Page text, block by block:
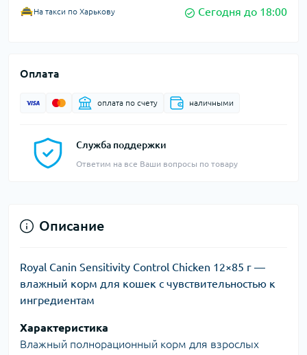
На такси по Харькову Сегодня до 18:00
Оплата
оплата по счету наличными
Служба поддержки
Ответим на все Ваши вопросы по товару
Описание
Royal Canin Sensitivity Control Chicken 12×85 г —
влажный корм для кошек с чувствительностью к
ингредиентам
Характеристика
Влажный полнорационный корм для взрослых